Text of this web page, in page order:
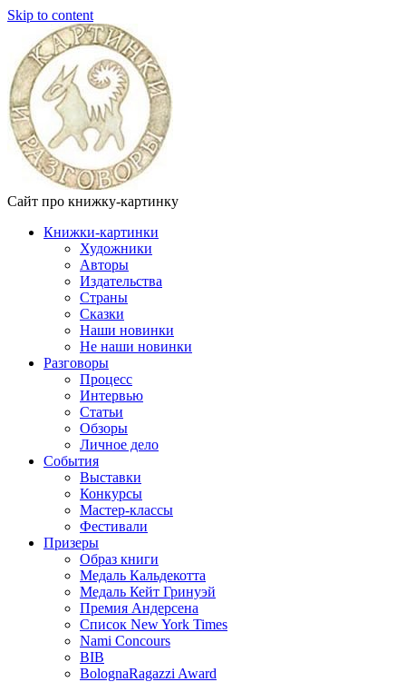
Skip to content
Сайт про книжку-картинку
Книжки-картинки
Художники
Авторы
Издательства
Страны
Сказки
Наши новинки
Не наши новинки
Разговоры
Процесс
Интервью
Статьи
Обзоры
Личное дело
События
Выставки
Конкурсы
Мастер-классы
Фестивали
Призеры
Образ книги
Медаль Кальдекотта
Медаль Кейт Гринуэй
Премия Андерсена
Список New York Times
Nami Concours
BIB
BolognaRagazzi Award